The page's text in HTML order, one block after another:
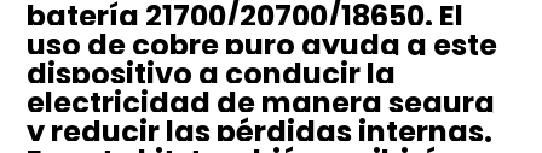
batería 21700/20700/18650. El
uso de cobre puro ayuda a este
dispositivo a conducir la
electricidad de manera segura
y reducir las pérdidas internas.